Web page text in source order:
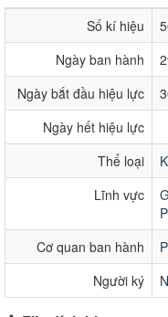
Số kí hiệu
Ngày ban hành
Ngày bắt đầu hiệu lực
Ngày hết hiệu lực
Thể loại
Lĩnh vực
Cơ quan ban hành
Người ký